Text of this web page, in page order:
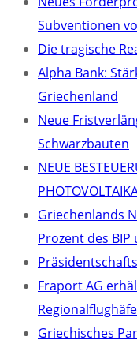
Subventionen
Die tragische
Alpha Bank:
Griechenland
Neue
Schwarzbauten
NEUE
Griechenlands
Prozent des
Fraport AG
Griechisches